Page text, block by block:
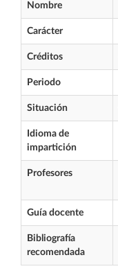
Nombre
Carácter
Créditos
Periodo
Situación
Idioma de
impartición
Profesores
Guía docente
Bibliografía
recomendada